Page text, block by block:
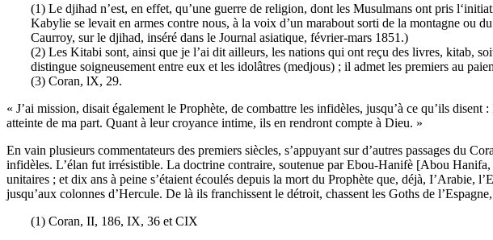
(1) Le djihad n’est, en effet, qu’une guerre de religion, dont les Musulmans ont pris
Kabylie se levait en armes contre nous, à la voix d’un marabout sorti de la montagne ou
Caurroy, sur le djihad, inséré dans le Journal asiatique, février-mars 1851.)
(2) Les Kitabi sont, ainsi que je l’ai dit ailleurs, les nations qui ont reçu des livres, kitab,
distingue soigneusement entre eux et les idolâtres (medjous) ; il admet les premiers au
(3) Coran, lX, 29.
« J’ai mission, disait également le Prophète, de combattre les infidèles, jusqu’à ce qu’ils
atteinte de ma part. Quant à leur croyance intime, ils en rendront compte à Dieu. »
En vain plusieurs commentateurs des premiers siècles, s’appuyant sur d’autres passages du
infidèles. L’élan fut irrésistible. La doctrine contraire, soutenue par Ebou-Hanifè [Abou
unitaires ; et dix ans à peine s’étaient écoulés depuis la mort du Prophète que, déjà, I’Arabie,
jusqu’aux colonnes d’Hercule. De là ils franchissent le détroit, chassent les Goths de
(1) Coran, II, 186, IX, 36 et CIX